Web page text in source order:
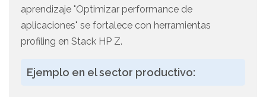
aprendizaje "Optimizar performance de
aplicaciones" se fortalece con herramientas
profiling en Stack HP Z.
Ejemplo en el sector productivo: